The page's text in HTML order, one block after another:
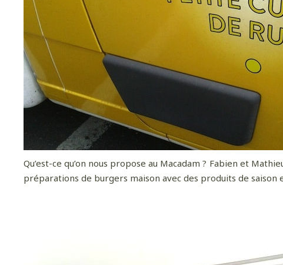
Qu’est-ce qu’on nous propose au Macadam ? Fabien et
préparations de burgers maison avec des produits de